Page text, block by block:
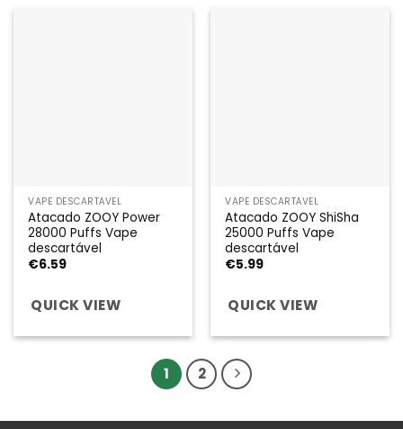
VAPE DESCARTÁVEL
Atacado ZOOY Power
28000 Puffs Vape
descartável
€6.59
QUICK VIEW
VAPE DESCARTÁVEL
Atacado ZOOY ShiSha
25000 Puffs Vape
descartável
€5.99
QUICK VIEW
1 2